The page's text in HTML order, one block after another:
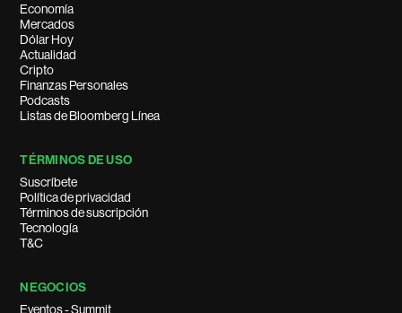
Economía
Mercados
Dólar Hoy
Actualidad
Cripto
Finanzas Personales
Podcasts
Listas de Bloomberg Línea
TÉRMINOS DE USO
Suscríbete
Política de privacidad
Términos de suscripción
Tecnología
T&C
NEGOCIOS
Eventos - Summit